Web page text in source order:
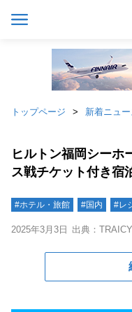
トップページ 新着ニュー
ヒルトン福岡シーホ
ス戦チケット付き宿
#ホテル・旅館 #国内 #レ
2025年3月3日 出典：